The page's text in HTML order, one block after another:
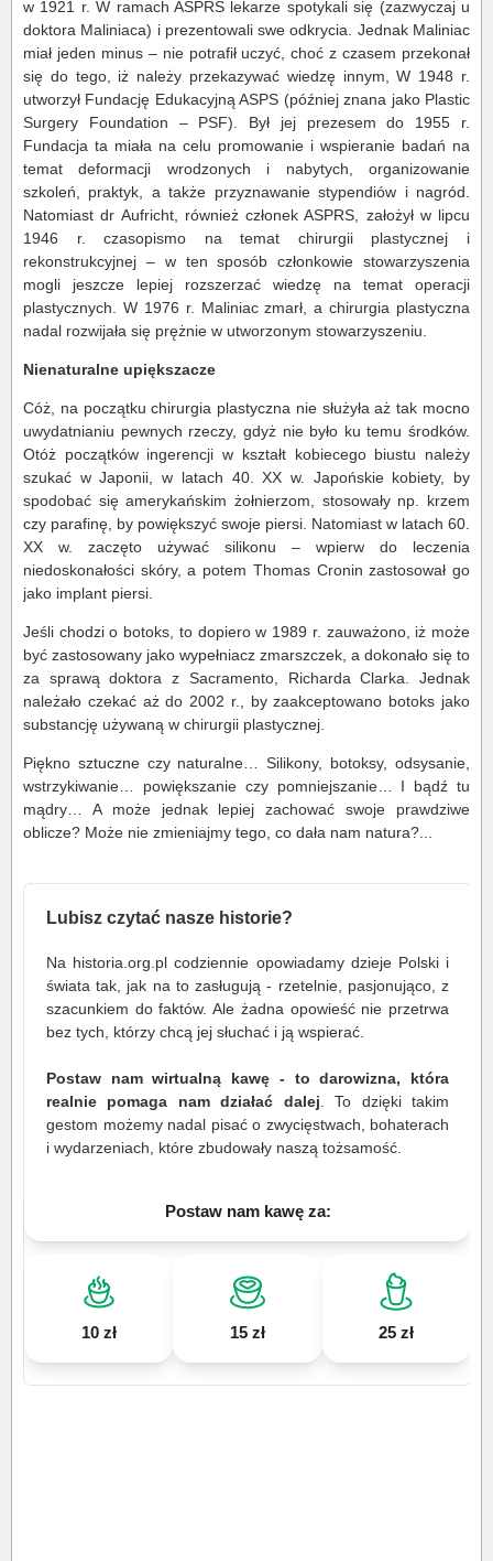
w 1921 r. W ramach ASPRS lekarze spotykali się (zazwyczaj u
doktora Maliniaca) i prezentowali swe odkrycia. Jednak Maliniac
miał jeden minus – nie potrafił uczyć, choć z czasem przekonał
się do tego, iż należy przekazywać wiedzę innym, W 1948 r.
utworzył Fundację Edukacyjną ASPS (później znana jako Plastic
Surgery Foundation – PSF). Był jej prezesem do 1955 r.
Fundacja ta miała na celu promowanie i wspieranie badań na
temat deformacji wrodzonych i nabytych, organizowanie
szkoleń, praktyk, a także przyznawanie stypendiów i nagród.
Natomiast dr Aufricht, również członek ASPRS, założył w lipcu
1946 r. czasopismo na temat chirurgii plastycznej i
rekonstrukcyjnej – w ten sposób członkowie stowarzyszenia
mogli jeszcze lepiej rozszerzać wiedzę na temat operacji
plastycznych. W 1976 r. Maliniac zmarł, a chirurgia plastyczna
nadal rozwijała się prężnie w utworzonym stowarzyszeniu.
Nienaturalne upiększacze
Cóż, na początku chirurgia plastyczna nie służyła aż tak mocno
uwydatnianiu pewnych rzeczy, gdyż nie było ku temu środków.
Otóż początków ingerencji w kształt kobiecego biustu należy
szukać w Japonii, w latach 40. XX w. Japońskie kobiety, by
spodobać się amerykańskim żołnierzom, stosowały np. krzem
czy parafinę, by powiększyć swoje piersi. Natomiast w latach 60.
XX w. zaczęto używać silikonu – wpierw do leczenia
niedoskonałości skóry, a potem Thomas Cronin zastosował go
jako implant piersi.
Jeśli chodzi o botoks, to dopiero w 1989 r. zauważono, iż może
być zastosowany jako wypełniacz zmarszczek, a dokonało się to
za sprawą doktora z Sacramento, Richarda Clarka. Jednak
należało czekać aż do 2002 r., by zaakceptowano botoks jako
substancję używaną w chirurgii plastycznej.
Piękno sztuczne czy naturalne… Silikony, botoksy, odsysanie,
wstrzykiwanie… powiększanie czy pomniejszanie… I bądź tu
mądry… A może jednak lepiej zachować swoje prawdziwe
oblicze? Może nie zmieniajmy tego, co dała nam natura?...
Lubisz czytać nasze historie?
Na historia.org.pl codziennie opowiadamy dzieje Polski i
świata tak, jak na to zasługują - rzetelnie, pasjonująco, z
szacunkiem do faktów. Ale żadna opowieść nie przetrwa
bez tych, którzy chcą jej słuchać i ją wspierać.
Postaw nam wirtualną kawę - to darowizna, która
realnie pomaga nam działać dalej . To dzięki takim
gestom możemy nadal pisać o zwycięstwach, bohaterach
i wydarzeniach, które zbudowały naszą tożsamość.
Postaw nam kawę za:
10 zł 15 zł 25 zł